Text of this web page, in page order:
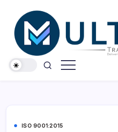
content
Konsultan
ISO
Konsultan
ISO
9001,
ISO 9001:2015